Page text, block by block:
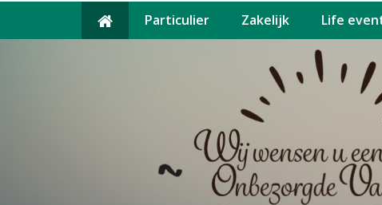
Particulier Zakelijk Life